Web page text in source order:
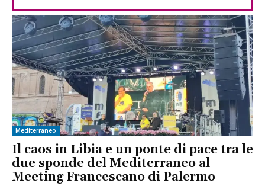
Mediterraneo
Il caos in Libia e un ponte di pace tra le
due sponde del Mediterraneo al
Meeting Francescano di Palermo